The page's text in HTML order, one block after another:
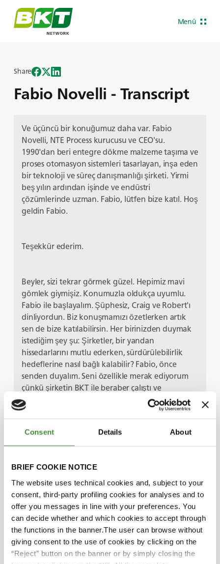
Consent Details About
BRIEF COOKIE NOTICE
The website uses technical cookies and, subject to your
consent, third-party profiling cookies for analyses and to
offer you messages in line with your preferences. You
can decide whether and which cookies to accept through
the functions in the banner.The user can browse without
giving consent to the use of cookies by clicking on the
“Reject” button on the banner or by simply closing the
Menü
Fabio Novelli - Transcript
Share
Ve üçüncü bir konuğumuz daha var. Fabio
Novelli, NTE Process kurucusu ve CEO'su.
1990'dan beri entegre dökme malzeme taşıma ve
proses otomasyon sistemleri tasarlayan, inşa eden
bir teknoloji ve süreç danışmanlığı şirketi. Yirmi
beş yılın ardından işinde ve endüstri
çözümlerinde uzman. Fabio, lütfen bize katıl. Hoş
geldin Fabio.
Teşekkür ederim.
Beyler, sizi tekrar görmek güzel. Hepimiz mavi
gömlek giymişiz. Konumuzla oldukça uyumlu.
Fabio ile başlayalım. Şüphesiz, Craig ve Robert'ı
dinliyordun. Biz konuşmamızı özetlerken artık
sen de bize katılabilirsin. Her birinizden duymak
istediğim şey şu: Şirketler, bir yandan
hissedarlarını mutlu ederken, sürdürülebilirlik
hedeflerine nasıl bağlı kalabilir? Fabio, önce
senden duyalım. Seni özellikle merak ediyorum
çünkü şirketin BKT ile beraber çalıştı ve
sürdürülebilir pratikler uygulamalarında yardım
etti. Bu doğru mu?
Evet. Evet Saana, bu doğru. Odak noktası ise
BKT net sürdürülebilirlik hedefleri koydu ve
birçok büyük şirket aynısını yapıyor.
Ve bir lastik fabrikası seninle birlikte çalışıyor değil
mi?